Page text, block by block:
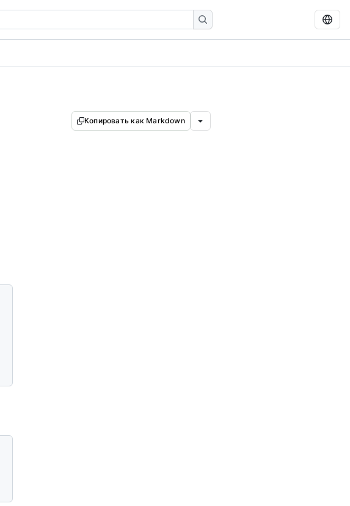
Копировать как Markdown